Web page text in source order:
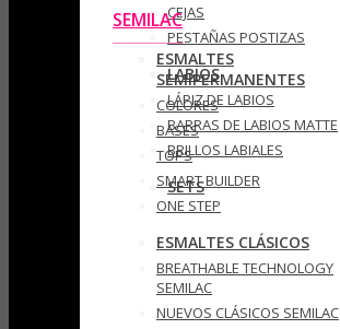
CEJAS
PESTAÑAS POSTIZAS
LABIOS
LÁPIZ DE LABIOS
BARRAS DE LABIOS MATTE
BRILLOS LABIALES
SETS
SEMILAC
ESMALTES
SEMIPERMANENTES
COLORES
BASES
TOPS
SMART BUILDER
ONE STEP
ESMALTES CLÁSICOS
BREATHABLE TECHNOLOGY
SEMILAC
NUEVOS CLÁSICOS SEMILAC